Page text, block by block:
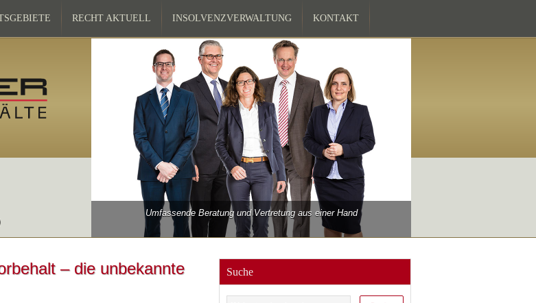
RECHT AKTUELL INSOLVENZVERWALTUNG KONTAKT
Umfassende Beratung und Vertretung aus einer Hand
– die unbekannte
Suche